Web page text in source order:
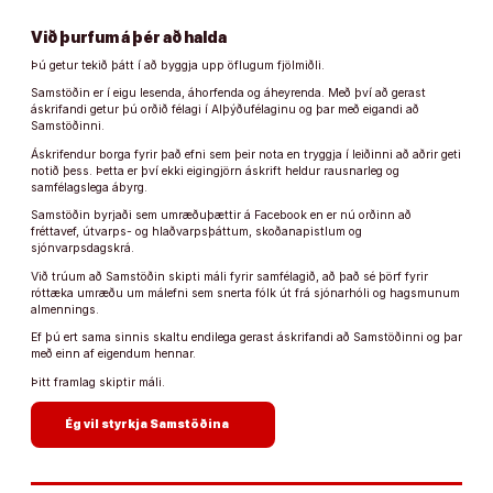
Við þurfum á þér að halda
Þú getur tekið þátt í að byggja upp öflugum fjölmiðli.
Samstöðin er í eigu lesenda, áhorfenda og áheyrenda. Með því að gerast
áskrifandi getur þú orðið félagi í Alþýðufélaginu og þar með eigandi að
Samstöðinni.
Áskrifendur borga fyrir það efni sem þeir nota en tryggja í leiðinni að aðrir geti
notið þess. Þetta er því ekki eigingjörn áskrift heldur rausnarleg og
samfélagslega ábyrg.
Samstöðin byrjaði sem umræðuþættir á Facebook en er nú orðinn að
fréttavef, útvarps- og hlaðvarpsþáttum, skoðanapistlum og
sjónvarpsdagskrá.
Við trúum að Samstöðin skipti máli fyrir samfélagið, að það sé þörf fyrir
róttæka umræðu um málefni sem snerta fólk út frá sjónarhóli og hagsmunum
almennings.
Ef þú ert sama sinnis skaltu endilega gerast áskrifandi að Samstöðinni og þar
með einn af eigendum hennar.
Þitt framlag skiptir máli.
Ég vil styrkja Samstöðina